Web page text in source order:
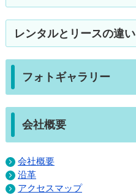
レンタルとリースの違い
フォトギャラリー
会社概要
会社概要
沿革
アクセスマップ